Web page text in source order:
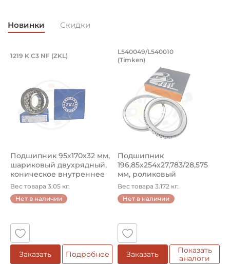
Китай
Новинки Скидки
Подшипник 95х170х32 мм, шариковый
Подшипник 95х170х32 мм, шариковый двухрядный,
1219 K C3 NF (ZKL)
Подшипник 95х170х32 мм,
шариковый двухрядный,
коническое внутреннее
кол...
Вес товара 3.05 кг.
Нет в наличии
Заказать Подробнее
Подшипник
Подшипник
L540049/L540010
(Timken)
Подшипник
196,85х254х27,783/28,575
мм, роликовый
однорядный конический
...
Вес товара 3.172 кг.
Нет в наличии
Заказать
Показать
аналоги